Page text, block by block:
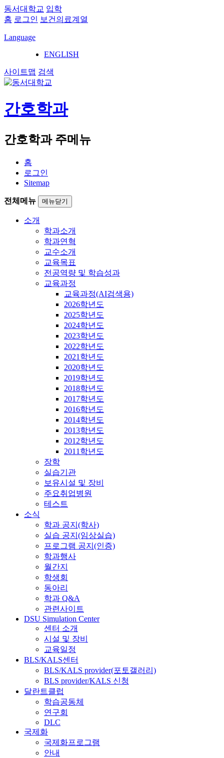
동서대학교 입학
홈 로그인 보건의료계열
Language
ENGLISH
사이트맵 검색
간호학과
간호학과 주메뉴
홈
로그인
Sitemap
전체메뉴 메뉴닫기
소개
학과소개
학과연혁
교수소개
교육목표
전공역량 및 학습성과
교육과정
교육과정(AI검색용)
2026학년도
2025학년도
2024학년도
2023학년도
2022학년도
2021학년도
2020학년도
2019학년도
2018학년도
2017학년도
2016학년도
2014학년도
2013학년도
2012학년도
2011학년도
장학
실습기관
보유시설 및 장비
주요취업병원
테스트
소식
학과 공지(학사)
실습 공지(임상실습)
프로그램 공지(인증)
학과행사
월간지
학생회
동아리
학과 Q&A
관련사이트
DSU Simulation Center
센터 소개
시설 및 장비
교육일정
BLS/KALS센터
BLS/KALS provider(포토갤러리)
BLS provider/KALS 신청
달란트클럽
학습공동체
연구회
DLC
국제화
국제화프로그램
안내